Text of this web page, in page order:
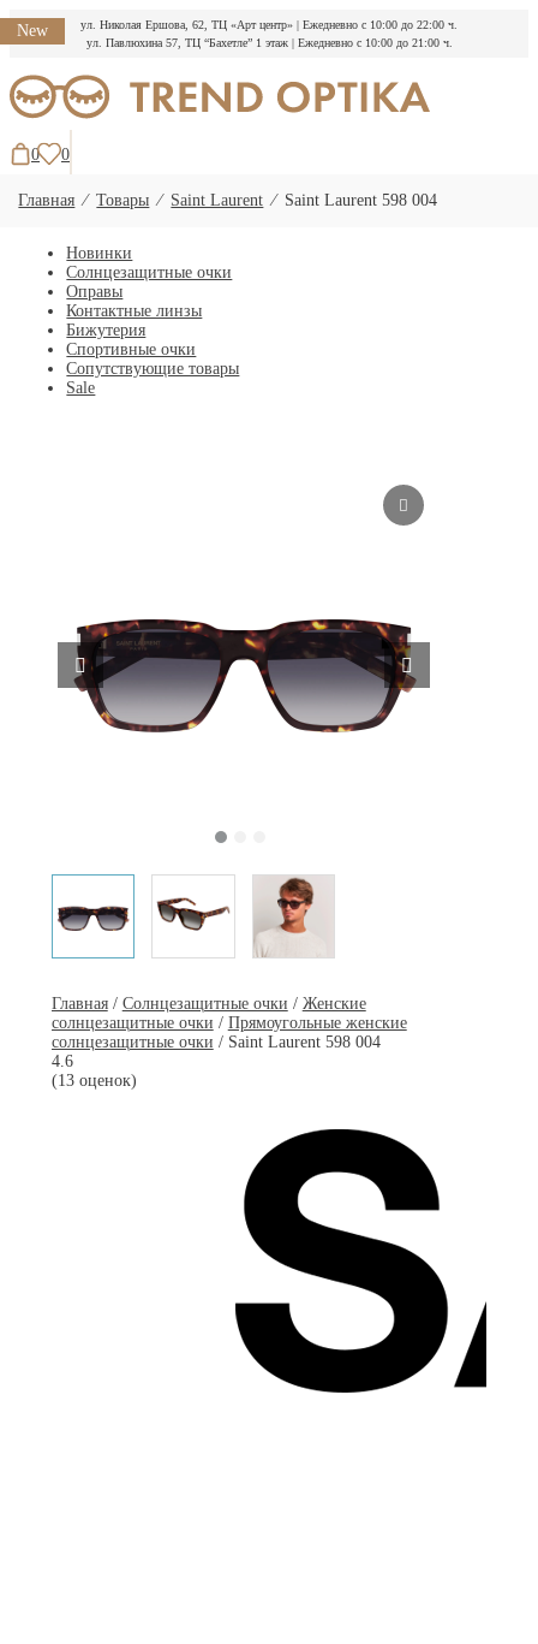
ул. Николая Ершова, 62, ТЦ «Арт центр» | Ежедневно с 10:00 до 22:00 ч.
ул. Павлюхина 57, ТЦ “Бахетле” 1 этаж | Ежедневно с 10:00 до 21:00 ч.
к
содержимому
0 0
Главная ⁄Товары ⁄ Saint Laurent ⁄ Saint Laurent 598 004
Новинки
Солнцезащитные очки
Оправы
Контактные линзы
Бижутерия
Спортивные очки
Сопутствующие товары
Sale
New
Главная/ Солнцезащитные очки / Женские
солнцезащитные очки / Прямоугольные женские
солнцезащитные очки / Saint Laurent 598 004
4.6
(13 оценок)